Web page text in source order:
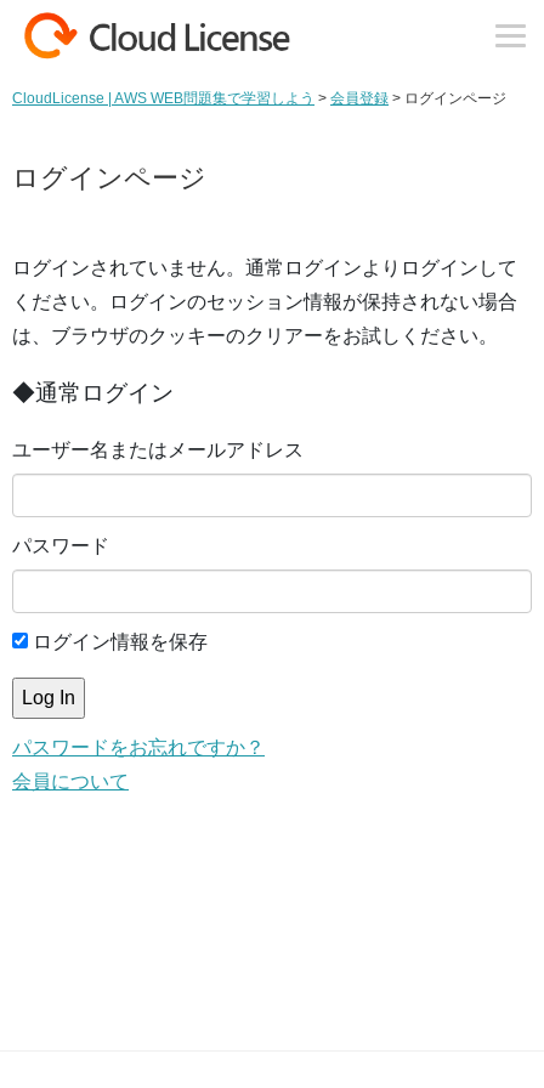
コンテンツへスキップ
CloudLicense | AWS WEB問題集で学習しよう > 会員登録 > ログインページ
ログインページ
ログインされていません。通常ログインよりログインして
ください。ログインのセッション情報が保持されない場合
は、ブラウザのクッキーのクリアーをお試しください。
◆通常ログイン
ユーザー名またはメールアドレス
パスワード
ログイン情報を保存
パスワードをお忘れですか？
会員について